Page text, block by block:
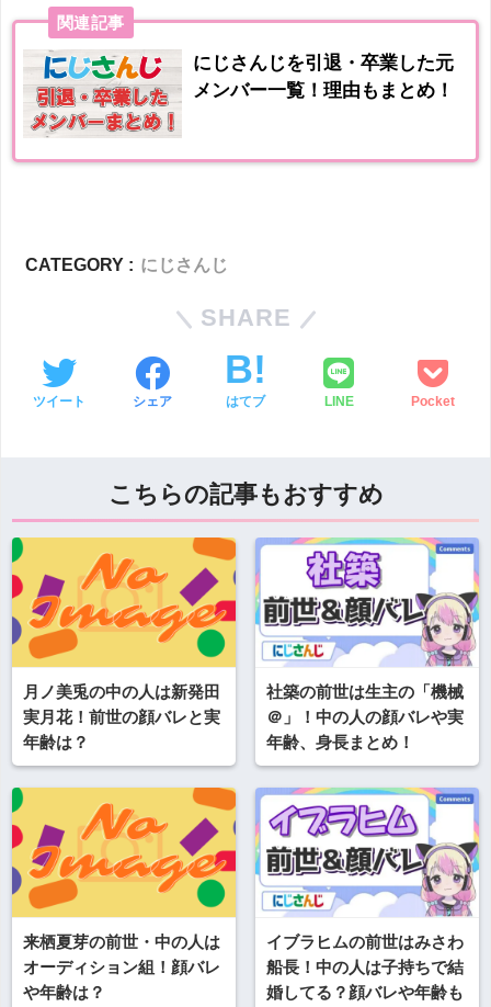
関連記事
にじさんじを引退・卒業した元
メンバー一覧！理由もまとめ！
CATEGORY : にじさんじ
SHARE
ツイート シェア はてブ LINE Pocket
こちらの記事もおすすめ
月ノ美兎の中の人は新発田
実月花！前世の顔バレと実
年齢は？
社築の前世は生主の「機械
＠」！中の人の顔バレや実
年齢、身長まとめ！
来栖夏芽の前世・中の人は
オーディション組！顔バレ
や年齢は？
イブラヒムの前世はみさわ
船長！中の人は子持ちで結
婚してる？顔バレや年齢も